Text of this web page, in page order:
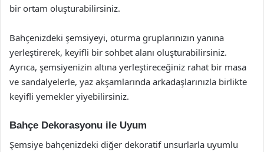
bir ortam oluşturabilirsiniz.
Bahçenizdeki şemsiyeyi, oturma gruplarınızın yanına
yerleştirerek, keyifli bir sohbet alanı oluşturabilirsiniz.
Ayrıca, şemsiyenizin altına yerleştireceğiniz rahat bir masa
ve sandalyelerle, yaz akşamlarında arkadaşlarınızla birlikte
keyifli yemekler yiyebilirsiniz.
Bahçe Dekorasyonu ile Uyum
Şemsiye bahçenizdeki diğer dekoratif unsurlarla uyumlu